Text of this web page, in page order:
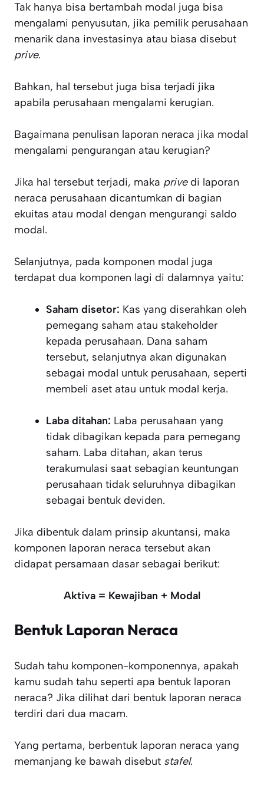
Tak hanya bisa bertambah modal juga bisa
mengalami penyusutan, jika pemilik perusahaan
menarik dana investasinya atau biasa disebut
prive.
Bahkan, hal tersebut juga bisa terjadi jika
apabila perusahaan mengalami kerugian.
Bagaimana penulisan laporan neraca jika modal
mengalami pengurangan atau kerugian?
Jika hal tersebut terjadi, maka privedi laporan
neraca perusahaan dicantumkan di bagian
ekuitas atau modal dengan mengurangi saldo
modal.
Selanjutnya, pada komponen modal juga
terdapat dua komponen lagi di dalamnya yaitu:
Saham disetor: Kas yang diserahkan oleh
pemegang saham atau stakeholder
kepada perusahaan. Dana saham
tersebut, selanjutnya akan digunakan
sebagai modal untuk perusahaan, seperti
membeli aset atau untuk modal kerja.
Laba ditahan: Laba perusahaan yang
tidak dibagikan kepada para pemegang
saham. Laba ditahan, akan terus
terakumulasi saat sebagian keuntungan
perusahaan tidak seluruhnya dibagikan
sebagai bentuk deviden.
Jika dibentuk dalam prinsip akuntansi, maka
komponen laporan neraca tersebut akan
didapat persamaan dasar sebagai berikut:
Aktiva = Kewajiban + Modal
Bentuk Laporan Neraca
Sudah tahu komponen-komponennya, apakah
kamu sudah tahu seperti apa bentuk laporan
neraca? Jika dilihat dari bentuk laporan neraca
terdiri dari dua macam.
Yang pertama, berbentuk laporan neraca yang
memanjang ke bawah disebut stafel.